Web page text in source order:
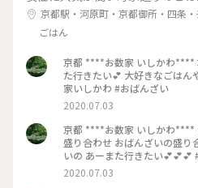
京都駅・河原町・京都御所・四条
ごはん
京都 ****お数家 いしかわ**** 本当に何を頼んでもﾊｽﾞﾚなし ま
た行きたい💕 大好きなごはんやさんです✨
家いしかわ #おばんざい
2020.07.03
京都 ****お数家 いしかわ**** どれもつやっつや✨のお刺身の
盛り合わせ おばんざいの盛り
いの あーまた行きたい💕💕💕 #京都 #烏丸 #お数家いしかわ #
おばんざい #お刺身 #刺盛り
2020.07.03